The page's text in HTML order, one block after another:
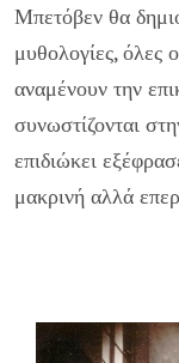
Μπετόβεν θα
μυθολογίες, όλες
αναμένουν την
συνωστίζονται
επιδιώκει
μακρινή αλλά